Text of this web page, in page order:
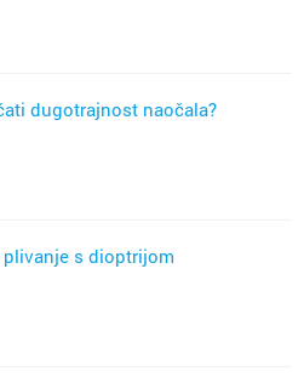
dugotrajnost naočala?
plivanje s dioptrijom